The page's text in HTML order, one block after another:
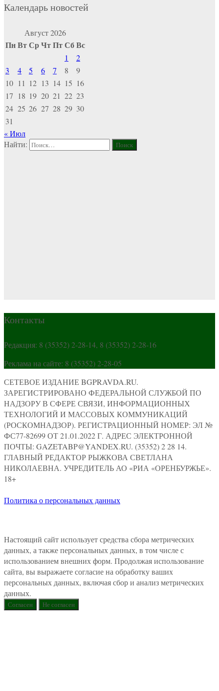
Календарь новостей
Август 2026
ПнВтСрЧтПтСбВс
1
2
3
4 5 6 7 8
9
10 11 12 13 14 15 16
17 18 19 20 21 22 23
24 25 26 27 28 29 30
31
« Июл
Найти:
Контакты
Редакция: 8 (35352) 2-28-14, 8 (35352) 2-28-16
Реклама на сайте: 8 (35352) 2-28-05
СЕТЕВОЕ ИЗДАНИЕ BGPRAVDA.RU.
ЗАРЕГИСТРИРОВАНО ФЕДЕРАЛЬНОЙ СЛУЖБОЙ ПО
НАДЗОРУ В СФЕРЕ СВЯЗИ, ИНФОРМАЦИОННЫХ
ТЕХНОЛОГИЙ И МАССОВЫХ КОММУНИКАЦИЙ
(РОСКОМНАДЗОР). РЕГИСТРАЦИОННЫЙ НОМЕР: ЭЛ №
ФС77-82699 ОТ 21.01.2022 Г. АДРЕС ЭЛЕКТРОННОЙ
ПОЧТЫ: GAZETABP@YANDEX.RU. (35352) 2 28 14.
ГЛАВНЫЙ РЕДАКТОР РЫЖКОВА СВЕТЛАНА
НИКОЛАЕВНА. УЧРЕДИТЕЛЬ АО «РИА «ОРЕНБУРЖЬЕ».
18+
Политика о персональных данных
Настоящий сайт использует средства сбора метрических
данных, а также персональных данных, в том числе с
использованием внешних форм. Продолжая использование
сайта, вы выражаете согласие на обработку ваших
персональных данных, включая сбор и анализ метрических
данных.
Согласен Не согласен